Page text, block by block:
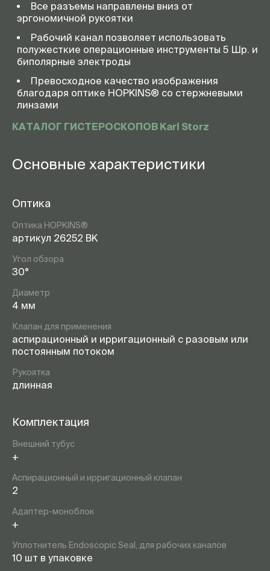
Все разъемы направлены вниз от
эргономичной рукоятки
Рабочий канал позволяет использовать
полужесткие операционные инструменты 5 Шр. и
биполярные электроды
Превосходное качество изображения
благодаря оптике HOPKINS® со стержневыми
линзами
КАТАЛОГ ГИСТЕРОСКОПОВ Karl Storz
Основные характеристики
Оптика
Оптика HOPKINS®
артикул 26252 BK
Угол обзора
30°
Диаметр
4 мм
Клапан для применения
аспирационный и ирригационный с разовым или
постоянным потоком
Рукоятка
длинная
Комплектация
Внешний тубус
+
Аспирационный и ирригационный клапан
2
Адаптер-моноблок
+
Уплотнитель Endoscopic Seal, для рабочих каналов
10 шт в упаковке